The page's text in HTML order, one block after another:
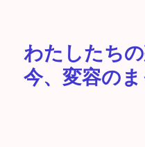
わたしたちの
今、変容の